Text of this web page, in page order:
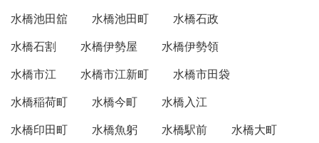
水橋池田舘
水橋池田町
水橋石政
水橋石割
水橋伊勢屋
水橋伊勢領
水橋市江
水橋市江新町
水橋市田袋
水橋稲荷町
水橋今町
水橋入江
水橋印田町
水橋魚躬 水橋駅前
水橋大町